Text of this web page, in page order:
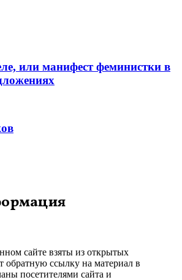
или манифест феминистки в
сайте взяты из открытых
ссылку на материал в
посетителями сайта и